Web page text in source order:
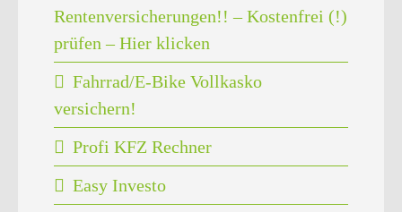
Rentenversicherungen!! – Kostenfrei (!)
prüfen – Hier klicken
Fahrrad/E-Bike Vollkasko
versichern!
Profi KFZ Rechner
Easy Investo